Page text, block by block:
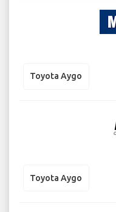
Toyota Aygo
Toyota Aygo